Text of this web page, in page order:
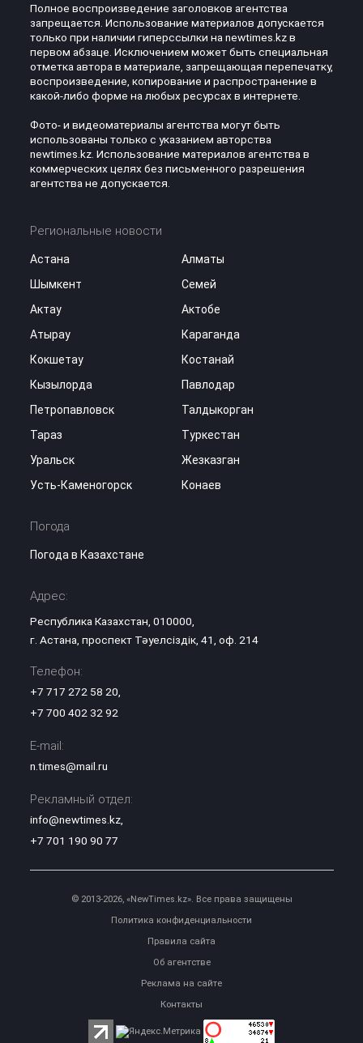
Полное воспроизведение заголовков агентства
запрещается. Использование материалов допускается
только при наличии гиперссылки на newtimes.kz в
первом абзаце. Исключением может быть специальная
отметка автора в материале, запрещающая перепечатку,
воспроизведение, копирование и распространение в
какой-либо форме на любых ресурсах в интернете.
Фото- и видеоматериалы агентства могут быть
использованы только с указанием авторства
newtimes.kz. Использование материалов агентства в
коммерческих целях без письменного разрешения
агентства не допускается.
Региональные новости
Астана
Алматы
Шымкент
Семей
Актау
Актобе
Атырау
Караганда
Кокшетау
Костанай
Кызылорда
Павлодар
Петропавловск
Талдыкорган
Тараз
Туркестан
Уральск
Жезказган
Усть-Каменогорск
Конаев
Погода
Погода в Казахстане
Адрес:
Республика Казахстан, 010000,
г. Астана, проспект Тәуелсіздік, 41, оф. 214
Телефон:
+7 717 272 58 20
+7 700 402 32 92
E-mail:
n.times@mail.ru
Рекламный отдел:
info@newtimes.kz,
+7 701 190 90 77
© 2013-2026, «NewTimes.kz». Все права защищены
Политика конфиденциальности
Правила сайта
Об агентстве
Реклама на сайте
Контакты